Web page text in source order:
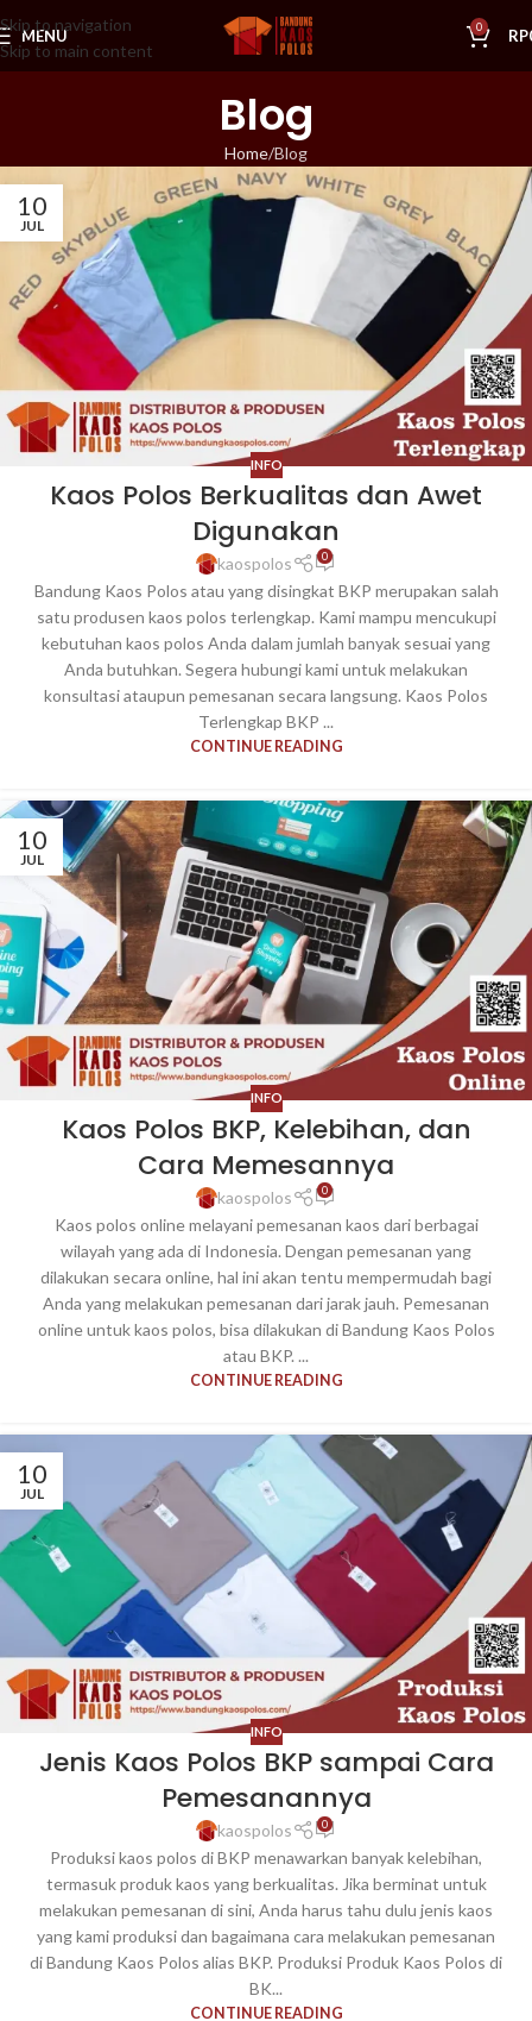
Skip to navigation
Skip to main content
MENU 0 RP
Blog
Home Blog
10
JUL
INFO
Kaos Polos Berkualitas dan Awet
Digunakan
kaospolos 0
Bandung Kaos Polos atau yang disingkat BKP merupakan salah
satu produsen kaos polos terlengkap. Kami mampu mencukupi
kebutuhan kaos polos Anda dalam jumlah banyak sesuai yang
Anda butuhkan. Segera hubungi kami untuk melakukan
konsultasi ataupun pemesanan secara langsung. Kaos Polos
Terlengkap BKP ...
CONTINUE READING
10
JUL
INFO
Kaos Polos BKP, Kelebihan, dan
Cara Memesannya
kaospolos 0
Kaos polos online melayani pemesanan kaos dari berbagai
wilayah yang ada di Indonesia. Dengan pemesanan yang
dilakukan secara online, hal ini akan tentu mempermudah bagi
Anda yang melakukan pemesanan dari jarak jauh. Pemesanan
online untuk kaos polos, bisa dilakukan di Bandung Kaos Polos
atau BKP. ...
CONTINUE READING
10
JUL
INFO
Jenis Kaos Polos BKP sampai Cara
Pemesanannya
kaospolos 0
Produksi kaos polos di BKP menawarkan banyak kelebihan,
termasuk produk kaos yang berkualitas. Jika berminat untuk
melakukan pemesanan di sini, Anda harus tahu dulu jenis kaos
yang kami produksi dan bagaimana cara melakukan pemesanan
di Bandung Kaos Polos alias BKP. Produksi Produk Kaos Polos di
BK...
CONTINUE READING